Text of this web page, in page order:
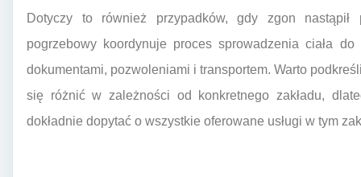
Dotyczy to również przypadków, gdy zgon
pogrzebowy koordynuje proces sprowadzenia ciała
dokumentami, pozwoleniami i transportem. Warto
się różnić w zależności od konkretnego zakładu,
dokładnie dopytać o wszystkie oferowane usługi w tym